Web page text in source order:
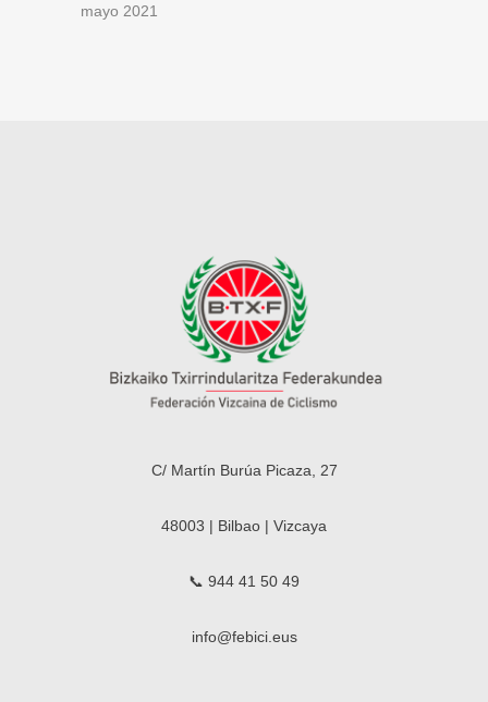
mayo 2021
C/ Martín Burúa Picaza, 27
48003 | Bilbao | Vizcaya
📞 944 41 50 49
info@febici.eus